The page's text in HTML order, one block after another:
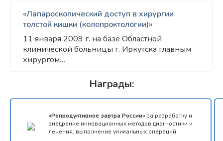
Награды:
«Репродуктивное завтра России» за разработку и
внедрение инновационных методов диагностики и
лечения, выполнение уникальных операций.
«Лапароскопический доступ в хирургии
толстой кишки (колопроктологии)»
11 января 2009 г. на базе Областной
клинической больницы г. Иркутска главным
хирургом…